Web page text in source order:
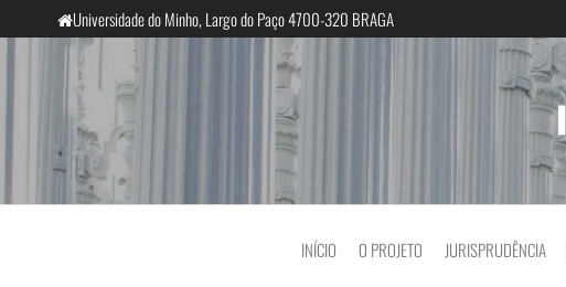
para
Universidade do Minho, Largo do Paço 4700-320 BRAGA
InclusiveCourts
INÍCIO O PROJETO JURISPRUDÊNCIA